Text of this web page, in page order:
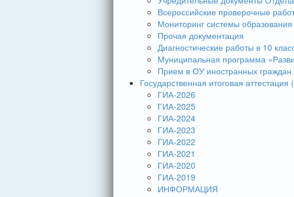
Всероссийские проверочные
Мониторинг системы образования
Прочая документация
Диагностические работы в 10
Муниципальная программа
Прием в ОУ иностранных граждан
Государственная итоговая аттестация
ГИА-2026
ГИА-2025
ГИА-2024
ГИА-2023
ГИА-2022
ГИА-2021
ГИА-2020
ГИА-2019
ИНФОРМАЦИЯ